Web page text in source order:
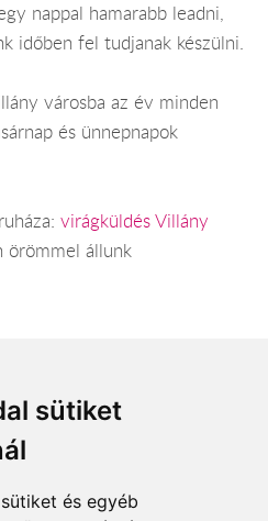
sütiket
és egyéb
nappal hamarabb leadni,
időben fel tudjanak készülni.
városba az év minden
és ünnepnapok
virágküldés Villány
örömmel állunk